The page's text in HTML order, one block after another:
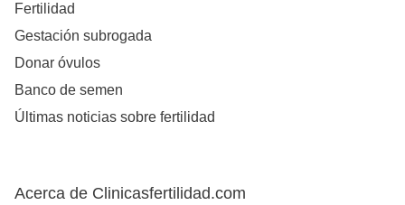
Fertilidad
Gestación subrogada
Donar óvulos
Banco de semen
Últimas noticias sobre fertilidad
Acerca de Clinicasfertilidad.com